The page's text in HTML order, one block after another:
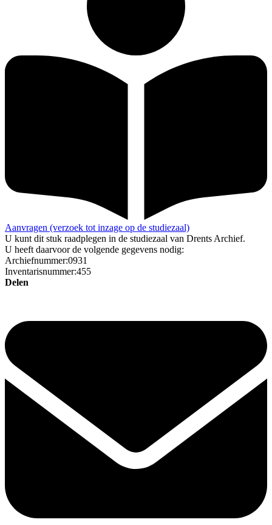
Aanvragen (verzoek tot inzage op de studiezaal)
U kunt dit stuk raadplegen in de studiezaal van Drents Archief.
U heeft daarvoor de volgende gegevens nodig:
Archiefnummer:0931
Inventarisnummer:455
Delen